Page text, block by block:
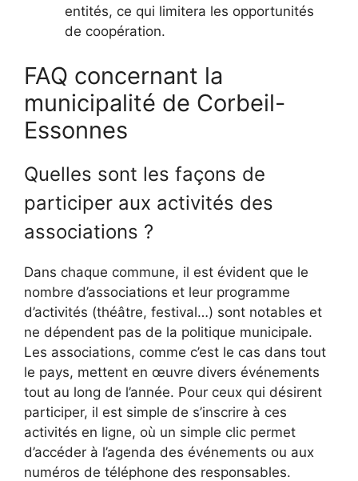
entités, ce qui limitera les opportunités
de coopération.
FAQ concernant la
municipalité de Corbeil-
Essonnes
Quelles sont les façons de
participer aux activités des
associations ?
Dans chaque commune, il est évident que le
nombre d’associations et leur programme
d’activités (théâtre, festival…) sont notables et
ne dépendent pas de la politique municipale.
Les associations, comme c’est le cas dans tout
le pays, mettent en œuvre divers événements
tout au long de l’année. Pour ceux qui désirent
participer, il est simple de s’inscrire à ces
activités en ligne, où un simple clic permet
d’accéder à l’agenda des événements ou aux
numéros de téléphone des responsables.